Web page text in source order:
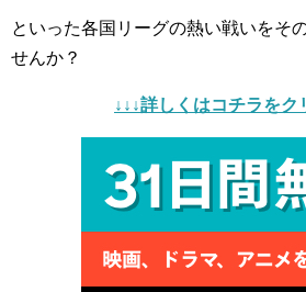
といった各国リーグの熱い戦いをそ
せんか？
↓↓↓詳しくはコチラをク